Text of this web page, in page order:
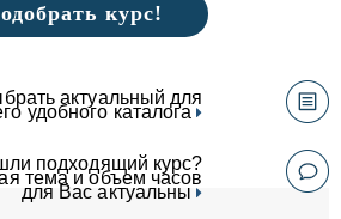
курс!
актуальный для
удобного каталога
подходящий курс?
тема и объем часов
для Вас актуальны